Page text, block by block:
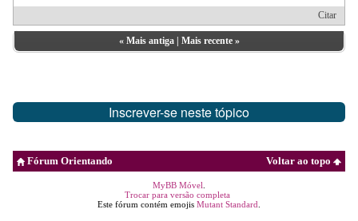
Citar
« Mais antiga| Mais recente»
Inscrever-se neste tópico
Voltar ao topo
Fórum Orientando
MyBB Móvel
Trocar para versão completa
Este fórum contém emojis Mutant Standard